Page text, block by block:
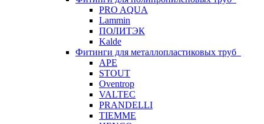
PRO AQUA
Lammin
ПОЛИТЭК
Kalde
Фитинги для металлопластиковых труб
APE
STOUT
Oventrop
VALTEC
PRANDELLI
TIEMME